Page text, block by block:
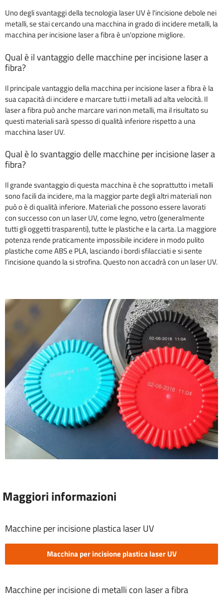
Uno degli svantaggi della tecnologia laser UV è l'incisione debole nei
metalli, se stai cercando una macchina in grado di incidere metalli, la
macchina per incisione laser a fibra è un'opzione migliore.
Qual è il vantaggio delle macchine per incisione laser a
fibra?
Il principale vantaggio della macchina per incisione laser a fibra è la
sua capacità di incidere e marcare tutti i metalli ad alta velocità. Il
laser a fibra può anche marcare vari non metalli, ma il risultato su
questi materiali sarà spesso di qualità inferiore rispetto a una
macchina laser UV.
Qual è lo svantaggio delle macchine per incisione laser a
fibra?
Il grande svantaggio di questa macchina è che soprattutto i metalli
sono facili da incidere, ma la maggior parte degli altri materiali non
può o è di qualità inferiore. Materiali che possono essere lavorati
con successo con un laser UV, come legno, vetro (generalmente
tutti gli oggetti trasparenti), tutte le plastiche e la carta. La maggiore
potenza rende praticamente impossibile incidere in modo pulito
plastiche come ABS e PLA, lasciando i bordi sfilacciati e si sente
l'incisione quando la si strofina. Questo non accadrà con un laser UV.
Maggiori informazioni
Macchine per incisione plastica laser UV
Macchina per incisione plastica laser UV
Macchine per incisione di metalli con laser a fibra